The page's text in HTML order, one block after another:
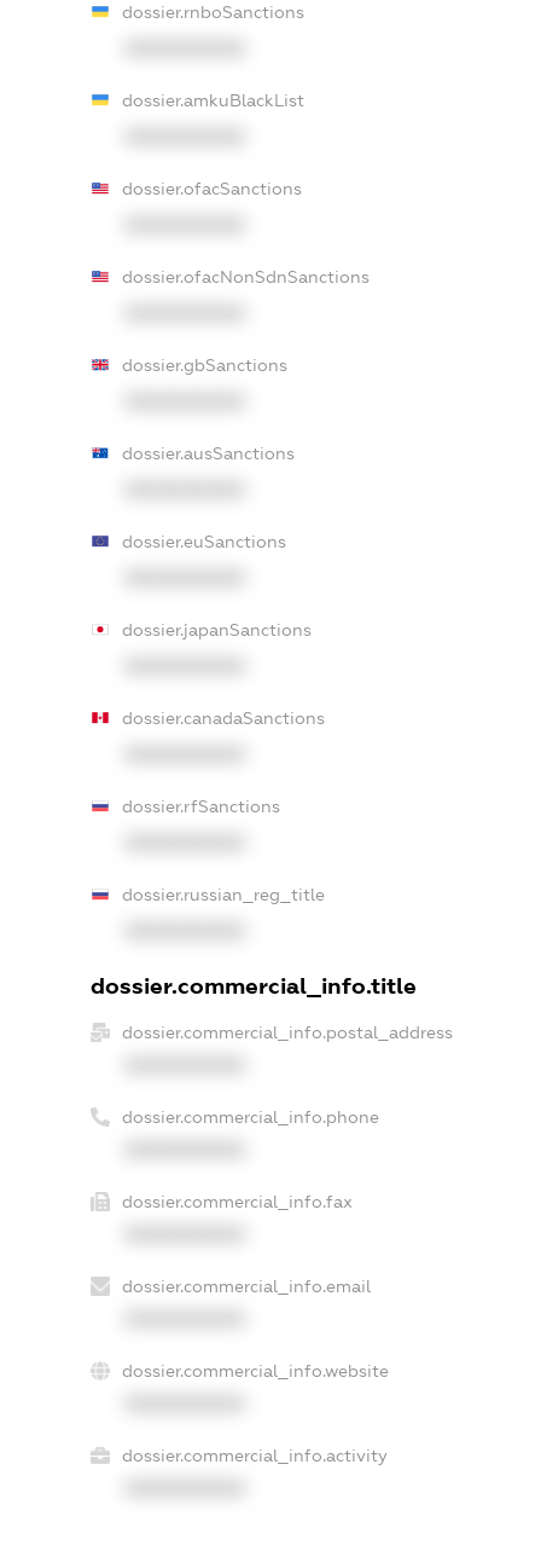
dossier.rnboSanctions
dossier.amkuBlackList
dossier.ofacSanctions
dossier.ofacNonSdnSanctions
dossier.gbSanctions
dossier.ausSanctions
dossier.euSanctions
dossier.japanSanctions
dossier.canadaSanctions
dossier.rfSanctions
dossier.russian_reg_title
dossier.commercial_info.title
dossier.commercial_info.postal_address
dossier.commercial_info.phone
dossier.commercial_info.fax
dossier.commercial_info.email
dossier.commercial_info.website
dossier.commercial_info.activity